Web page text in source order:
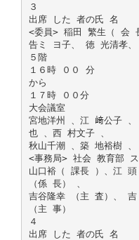
３
出席 した 者の氏 名
<委員> 稲田 繁生（ 会
告ミ ヨ子、 徳 光清孝、
５階
１６時 ００ 分
から
１７時 ００分
大会議室
宮地洋州 、江 﨑公子
也 、西 村文子 、
秋山千潮 、築 地裕樹
<事務局> 社会 教育部
山口裕（ 課長 ）、江
（係 長） 、
吉谷隆幸 （主 査）、
（主 事）
４
出席 した 者の氏 名